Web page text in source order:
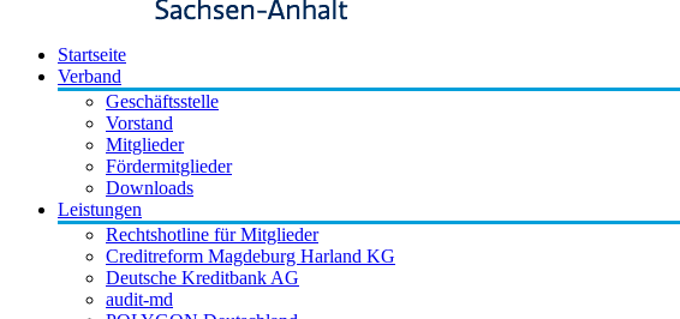
Startseite
Verband
Geschäftsstelle
Vorstand
Mitglieder
Fördermitglieder
Downloads
Leistungen
Rechtshotline für Mitglieder
Creditreform Magdeburg Harland KG
Deutsche Kreditbank AG
audit-md